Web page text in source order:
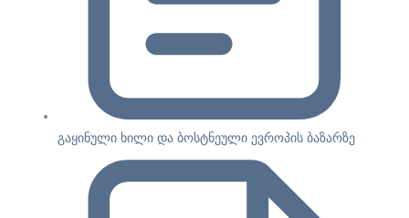
გაყინული ხილი და ბოსტნეული ევროპის ბაზარზე